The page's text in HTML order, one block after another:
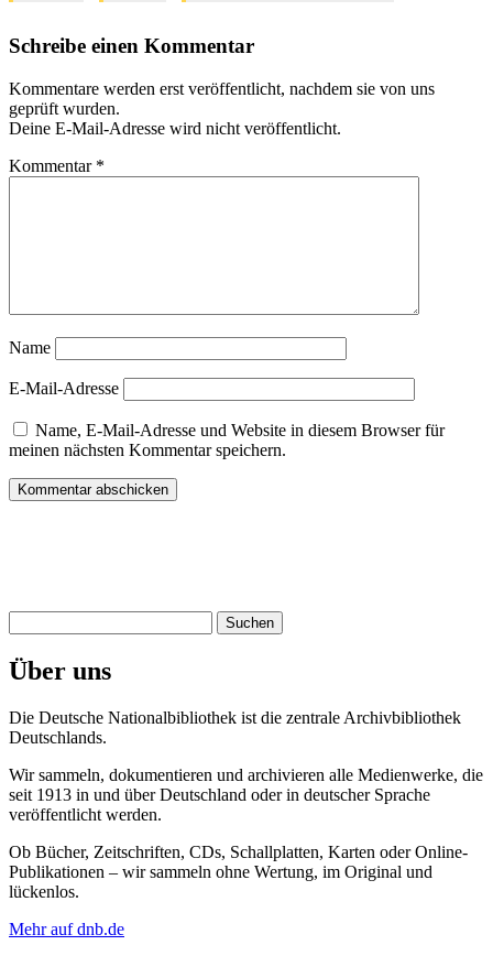
Schreibe einen Kommentar
Kommentare werden erst veröffentlicht, nachdem sie von uns
geprüft wurden.
Deine E-Mail-Adresse wird nicht veröffentlicht.
Kommentar *
Name
E-Mail-Adresse
Name, E-Mail-Adresse und Website in diesem Browser für
meinen nächsten Kommentar speichern.
nach:
Über uns
Die Deutsche Nationalbibliothek ist die zentrale Archivbibliothek
Deutschlands.
Wir sammeln, dokumentieren und archivieren alle Medienwerke, die
seit 1913 in und über Deutschland oder in deutscher Sprache
veröffentlicht werden.
Ob Bücher, Zeitschriften, CDs, Schallplatten, Karten oder Online-
Publikationen – wir sammeln ohne Wertung, im Original und
lückenlos.
Mehr auf dnb.de